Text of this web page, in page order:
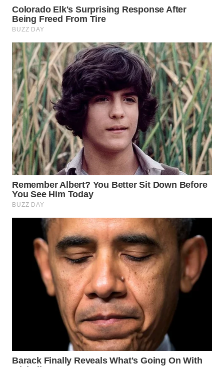
WN
INDRAMAYU
WN
KUNINGAN
WN
MAJALENGKA
WN
SUBANG
WN
SUKABUMI
WN
PURWAKARTA
PRIANGAN
TIMUR
WN
SEMARANG
WN
BOROBUDUR